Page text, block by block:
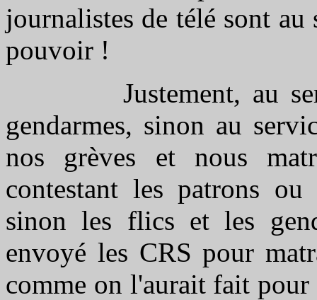
journalistes de télé sont
pouvoir !
Justement, au
gendarmes, sinon au
nos grèves et nous
contestant les patrons
sinon les flics et les
envoyé les CRS pour
comme on l'aurait fait